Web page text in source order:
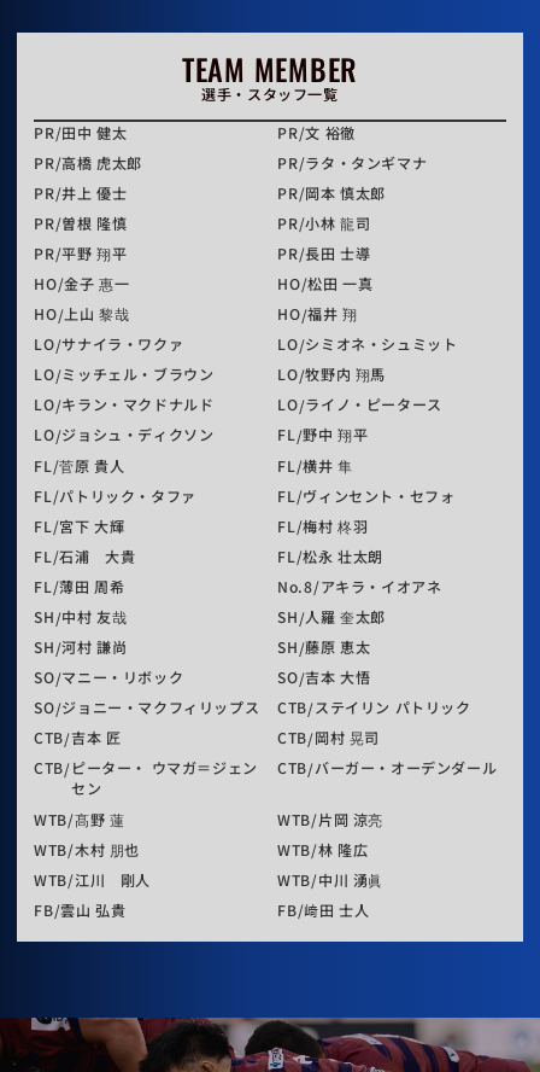
TEAM MEMBER
選手・スタッフ一覧
PR 田中 健太 PR 文 裕徹
PR 高橋 虎太郎 PR ラタ・タンギマナ
PR 井上 優士 PR 岡本 慎太郎
PR 曽根 隆慎 PR 小林 龍司
PR 平野 翔平 PR 長田 士導
HO 金子 惠一 HO 松田 一真
HO
上山 黎哉 HO 福井 翔
LO サナイラ・ワクァ LO シミオネ・シュミット
LO ミッチェル・ブラウン LO 牧野内 翔馬
LO キラン・マクドナルド LO ライノ・ピータース
LO ジョシュ・ディクソン FL 野中 翔平
FL 菅原 貴人 FL 横井 隼
FL パトリック・タファ FL ヴィンセント・セフォ
FL 宮下 大輝 FL 梅村 柊羽
FL 石浦 大貴 FL 松永 壮太朗
FL 薄田 周希 No.8 アキラ・イオアネ
SH 中村 友哉 SH 人羅 奎太郎
SH 河村 謙尚 SH 藤原 恵太
SO マニー・リボック SO 吉本 大悟
SO ジョニー・マクフィリップス CTB ステイリン パトリック
CTB 吉本 匠 CTB 岡村 晃司
CTB ピーター・ ウマガ＝ジェン
セン
CTB バーガー・オーデンダール
WTB 髙野 蓮 WTB 片岡 涼亮
WTB 木村 朋也 WTB 林 隆広
WTB 江川 剛人 WTB 中川 湧眞
FB 雲山 弘貴 FB 﨑田 士人